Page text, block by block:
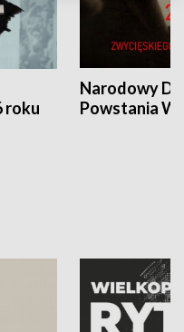
roku
Narodowy
Powstania